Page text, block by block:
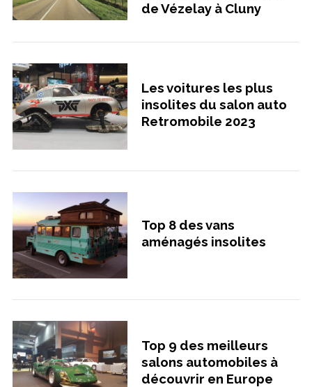
de Vézelay à Cluny
Les voitures les plus
insolites du salon auto
Retromobile 2023
Top 8 des vans
aménagés insolites
Top 9 des meilleurs
salons automobiles à
découvrir en Europe